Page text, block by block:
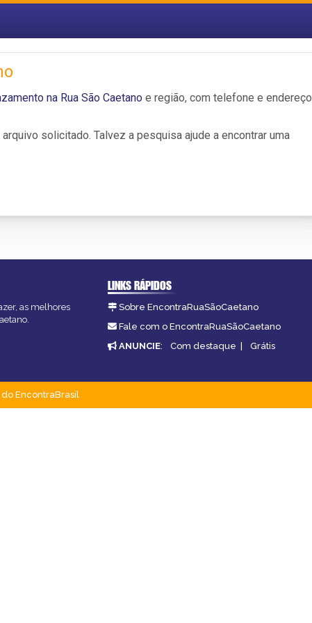
na Rua São Caetano e região, com telefone e endereço
solicitado. Talvez a pesquisa ajude a encontrar uma
as melhores
LINKS RÁPIDOS
Sobre EncontraRuaSãoCaetano
Fale com o EncontraRuaSãoCaetano
ANUNCIE: Com destaque | Grátis
EncontraBrasil